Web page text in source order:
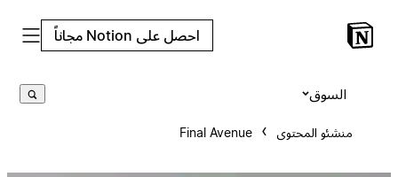
احصل على Notion مجاناً
منشئو المحتوى Final Avenue